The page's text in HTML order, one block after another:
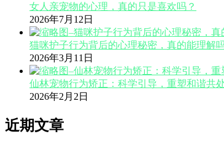
女人亲宠物的心理，真的只是喜欢吗？
2026年7月12日
猫咪护子行为背后的心理秘密，真的能理解
2026年3月11日
仙林宠物行为矫正：科学引导，重塑和谐共
2026年2月2日
近期文章